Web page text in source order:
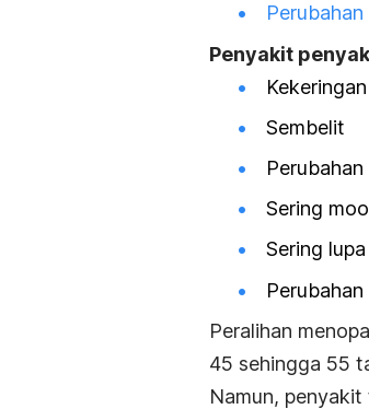
Penyakit
Sembelit
Sering
Sering
Peralihan
45 sehingga 55
Namun,